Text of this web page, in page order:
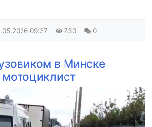
09:37 730 0
в Минске